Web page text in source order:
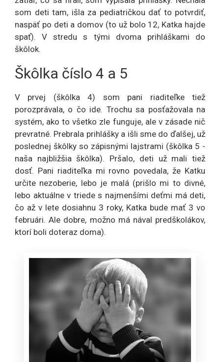
som deti tam, išla za pediatričkou dať to potvrdiť,
naspäť po deti a domov (to už bolo 12, Katka hajde
spať). V stredu s tými dvoma prihláškami do
škôlok.
Škôlka číslo 4 a 5
V prvej (škôlka 4) som pani riaditeľke tiež
porozprávala, o čo ide. Trochu sa posťažovala na
systém, ako to všetko zle funguje, ale v zásade nič
prevratné. Prebrala prihlášky a išli sme do ďalšej, už
poslednej škôlky so zápisnými lajstrami (škôlka 5 -
naša najbližšia škôlka). Pršalo, deti už mali tiež
dosť. Pani riaditeľka mi rovno povedala, že Katku
určite nezoberie, lebo je malá (prišlo mi to divné,
lebo aktuálne v triede s najmenšími deťmi má deti,
čo až v lete dosiahnu 3 roky, Katka bude mať 3 vo
februári. Ale dobre, možno má nával predškolákov,
ktorí boli doteraz doma).